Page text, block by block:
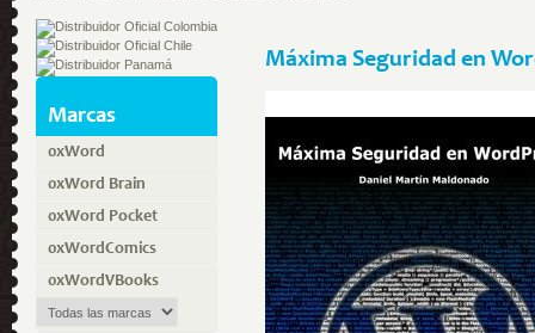
Marcas
0xWord
0xWord Brain
0xWord Pocket
0xWordComics
0xWordVBooks
Máxima Seguridad en